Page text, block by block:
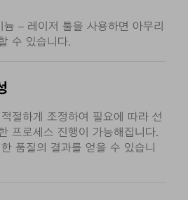
– 레이저 툴을 사용하면 아무리
수 있습니다.
절하게 조정하여 필요에 따라 선
프로세스 진행이 가능해집니다.
품질의 결과를 얻을 수 있습니